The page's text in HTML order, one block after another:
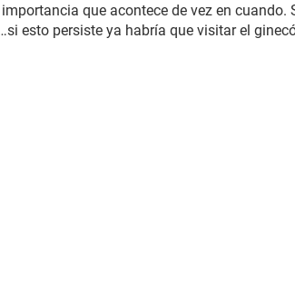
que acontece de vez en cuando.
esto persiste ya habría que visitar el